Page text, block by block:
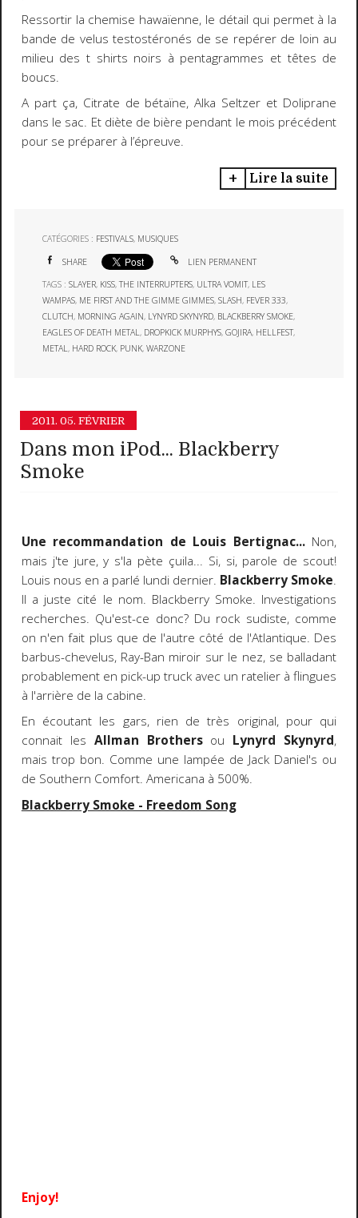
Ressortir la chemise hawaïenne, le détail qui permet à la
bande de velus testostéronés de se repérer de loin au
milieu des t shirts noirs à pentagrammes et têtes de
boucs.
A part ça, Citrate de bétaïne, Alka Seltzer et Doliprane
dans le sac. Et diète de bière pendant le mois précédent
pour se préparer à l’épreuve.
Lire la suite
CATÉGORIES : FESTIVALS, MUSIQUES
SHARE LIEN PERMANENT
TAGS :SLAYER, KISS,THE INTERRUPTERS, ULTRA VOMIT, LES
WAMPAS, ME FIRST AND THE GIMME GIMMES,SLASH, FEVER 333,
CLUTCH, MORNING AGAIN, LYNYRD SKYNYRD, BLACKBERRY SMOKE,
EAGLES OF DEATH METAL, DROPKICK MURPHYS,GOJIRA, HELLFEST,
METAL, HARD ROCK, PUNK,WARZONE
2011. 05. FÉVRIER
Dans mon iPod... Blackberry
Smoke
Une recommandation de Louis Bertignac...Non,
mais j'te jure, y s'la pète çuila... Si, si, parole de scout!
Louis nous en a parlé lundi dernier. Blackberry Smoke.
Il a juste cité le nom. Blackberry Smoke. Investigations
recherches. Qu'est-ce donc? Du rock sudiste, comme
on n'en fait plus que de l'autre côté de l'Atlantique. Des
barbus-chevelus, Ray-Ban miroir sur le nez, se balladant
probablement en pick-up truck avec un ratelier à flingues
à l'arrière de la cabine.
En écoutant les gars, rien de très original, pour qui
connait les Allman Brothersou Lynyrd Skynyrd,
mais trop bon. Comme une lampée de Jack Daniel's ou
de Southern Comfort. Americana à 500%.
Blackberry Smoke - Freedom Song
Enjoy!